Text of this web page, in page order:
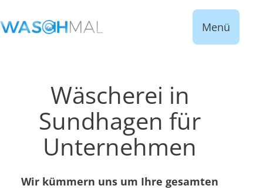
Menü
Wäscherei in
Sundhagen für
Unternehmen
Wir kümmern uns um Ihre gesamten